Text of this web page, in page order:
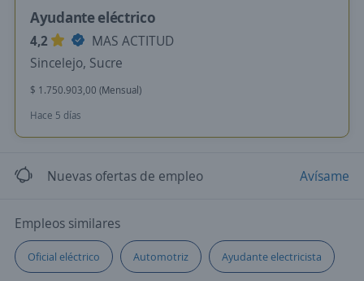
Ayudante eléctrico
4,2
MAS ACTITUD
Sincelejo, Sucre
$ 1.750.903,00 (Mensual)
Hace 5 días
Nuevas ofertas de empleo Avísame
Empleos similares
Oficial eléctrico Automotriz Ayudante electricista